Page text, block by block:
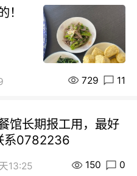
！
729 11
馆长期报工用，最好
系0782236
13:25 150 0